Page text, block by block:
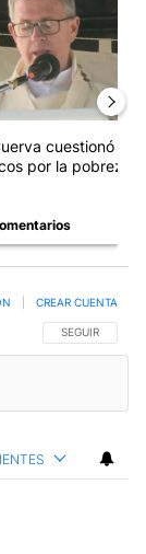
cuestionó a
por la pobreza
SIGA ESTA
SEGUIR
CREAR CUENTA